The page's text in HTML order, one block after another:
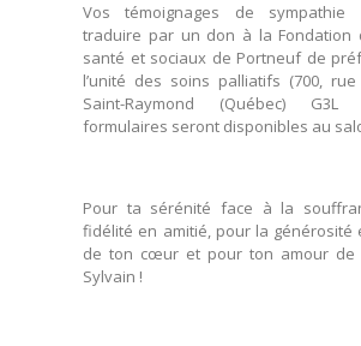
Vos témoignages de sympathie
traduire par un don à la Fondation
santé et sociaux de Portneuf de
l’unité des soins palliatifs (700, rue
Saint-Raymond (Québec) G3L
formulaires seront disponibles au
Pour ta sérénité face à la
fidélité en amitié, pour la générosité
de ton cœur et pour ton amour de
Sylvain !